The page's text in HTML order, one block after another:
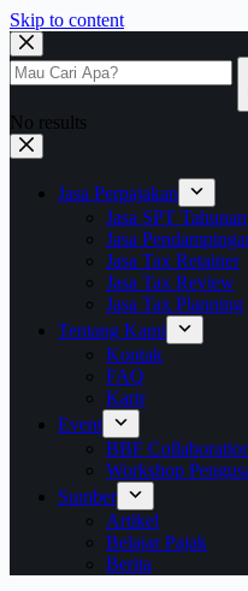
Skip to content
No results
Jasa Perpajakan
Jasa SPT Tahunan
Jasa
Jasa Tax Retainer
Jasa Tax Review
Jasa Tax Planning
Tentang Kami
Kontak
FAQ
Karir
Event
BBF
Workshop
Sumber
Artikel
Belajar Pajak
Berita